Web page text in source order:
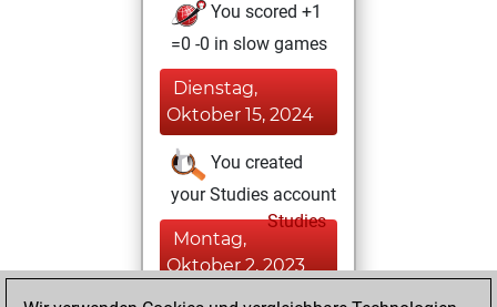
You scored +1
=0 -0 in slow games
Dienstag,
Oktober 15, 2024
You created
your Studies account
Studies
Montag,
Oktober 2, 2023